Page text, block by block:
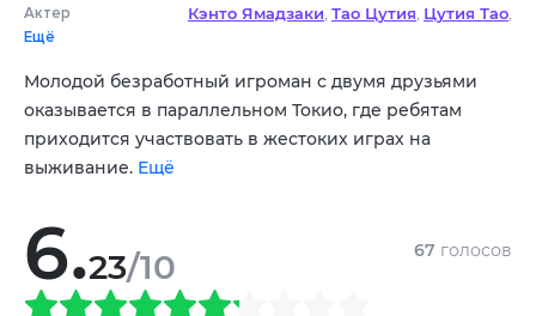
Актер
Ещё
Кэнто Ямадзаки, Тао Цутия, Цутия Тао,
Ая Асахина,Сюнтаро Янаги
Молодой безработный игроман с двумя друзьями
оказывается в параллельном Токио, где ребятам
приходится участвовать в жестоких играх на
выживание. Ещё
6.23/10 67 голосов